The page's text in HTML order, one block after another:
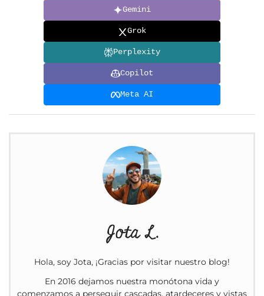
Gemini
Grok
Perplexity
Copilot
Meta AI
Jota L.
Hola, soy Jota, ¡Gracias por visitar nuestro blog!
En 2016 dejamos nuestra monótona vida y
comenzamos a perseguir cascadas, atardeceres y vistas